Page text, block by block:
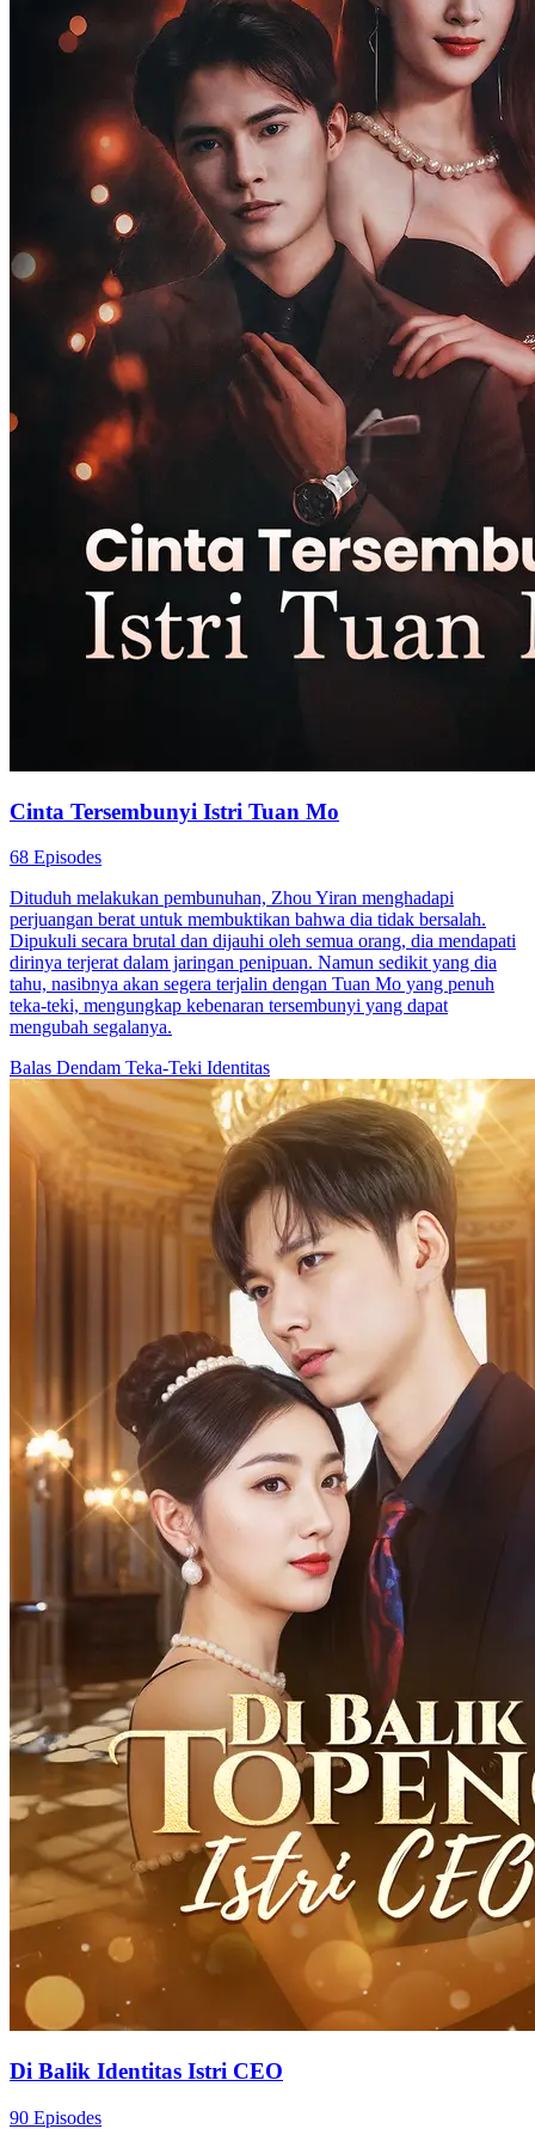
Cinta Tersembunyi Istri Tuan Mo
68 Episodes
Dituduh melakukan pembunuhan, Zhou Yiran menghadapi
perjuangan berat untuk membuktikan bahwa dia tidak bersalah.
Dipukuli secara brutal dan dijauhi oleh semua orang, dia mendapati
dirinya terjerat dalam jaringan penipuan. Namun sedikit yang dia
tahu, nasibnya akan segera terjalin dengan Tuan Mo yang penuh
teka-teki, mengungkap kebenaran tersembunyi yang dapat
mengubah segalanya.
Balas Dendam Teka-Teki Identitas
Di Balik Identitas Istri CEO
90 Episodes